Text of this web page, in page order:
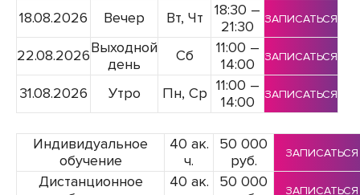
18.08.2026 Вечер Вт, Чт
18:30 –
21:30
ЗАПИСАТЬСЯ
22.08.2026Выходной
день
Сб
11:00 –
14:00
ЗАПИСАТЬСЯ
31.08.2026 Утро Пн, Ср 11:00 –
14:00
ЗАПИСАТЬСЯ
Индивидуальное
обучение
40 ак.
ч.
50 000
руб.
ЗАПИСАТЬСЯ
Дистанционное
40 ак.
50 000
ЗАПИСАТЬСЯ